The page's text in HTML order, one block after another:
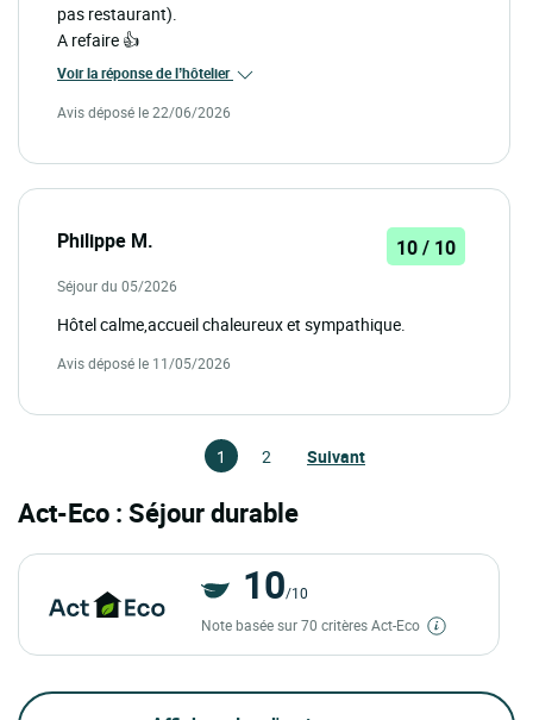
pas restaurant).
A refaire 👍
Voir la réponse de l’hôtelier
Avis déposé le 22/06/2026
Philippe M. 10 / 10
Séjour du 05/2026
Hôtel calme,accueil chaleureux et sympathique.
Avis déposé le 11/05/2026
1 2 Suivant
Act-Eco : Séjour durable
10/10
Note basée sur 70 critères Act-Eco